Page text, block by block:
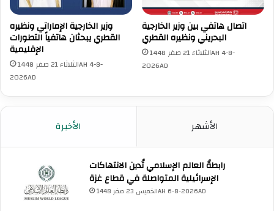
وزير الخارجية الإماراتي ونظيره
القطري يبحثان هاتفياً التطورات
الإقليمية
الثلاثاء 21 صفر 1448AH 4-8-
2026AD
اتصال هاتفي بين وزير الخارجية
البحريني ونظيره القطري
الثلاثاء 21 صفر 1448AH 4-8-
2026AD
الأخيرة الأشهر
رابطةُ العالم الإسلامي تُدين الانتهاكات
الإسرائيلية المتواصلة في قطاع غزة
الخميس 23 صفر 1448AH 6-8-2026AD